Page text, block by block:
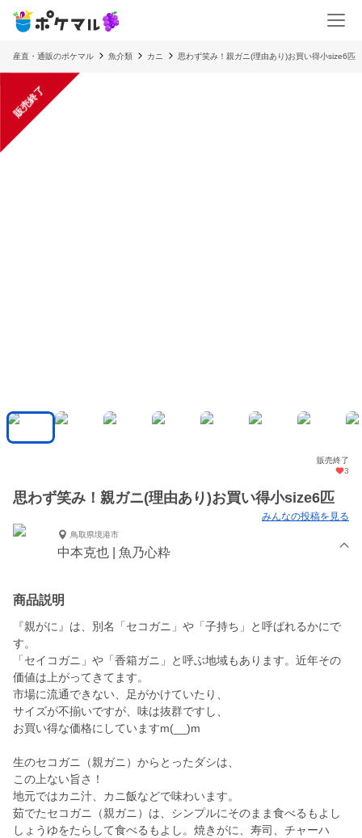
産直・通販のポケマル 魚介類 カニ 思わず笑み！親ガニ(理由あり)お買い得小size6匹
販売終了
販売終了
3
思わず笑み！親ガニ(理由あり)お買い得小size6匹
みんなの投稿を見る
鳥取県境港市
中本克也 | 魚乃心粋
商品説明
『親がに』は、別名「セコガニ」や「子持ち」と呼ばれるかにで
す。
「セイコガニ」や「香箱ガニ」と呼ぶ地域もあります。近年その
価値は上がってきてます。
市場に流通できない、足がかけていたり、
サイズが不揃いですが、味は抜群ですし、
お買い得な価格にしていますm(__)m
生のセコガニ（親ガニ）からとったダシは、
この上ない旨さ！
地元ではカニ汁、カニ飯などで味わいます。
茹でたセコガニ（親ガニ）は、シンプルにそのまま食べるもよし
しょうゆをたらして食べるもよし。焼きがに、寿司、チャーハ